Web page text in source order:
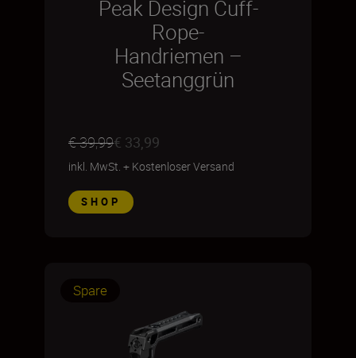
Peak Design Cuff-
Rope-
Handriemen –
Seetanggrün
€ 39,99€ 33,99
inkl. MwSt. + Kostenloser Versand
SHOP
Spare